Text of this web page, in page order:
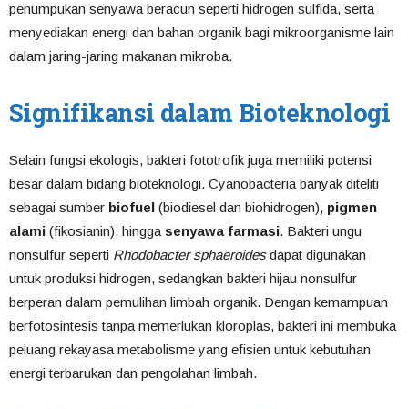
penumpukan senyawa beracun seperti hidrogen sulfida, serta
menyediakan energi dan bahan organik bagi mikroorganisme lain
dalam jaring-jaring makanan mikroba.
Signifikansi dalam Bioteknologi
Selain fungsi ekologis, bakteri fototrofik juga memiliki potensi
besar dalam bidang bioteknologi. Cyanobacteria banyak diteliti
sebagai sumber biofuel (biodiesel dan biohidrogen), pigmen
alami (fikosianin), hingga senyawa farmasi. Bakteri ungu
nonsulfur seperti Rhodobacter sphaeroidesdapat digunakan
untuk produksi hidrogen, sedangkan bakteri hijau nonsulfur
berperan dalam pemulihan limbah organik. Dengan kemampuan
berfotosintesis tanpa memerlukan kloroplas, bakteri ini membuka
peluang rekayasa metabolisme yang efisien untuk kebutuhan
energi terbarukan dan pengolahan limbah.